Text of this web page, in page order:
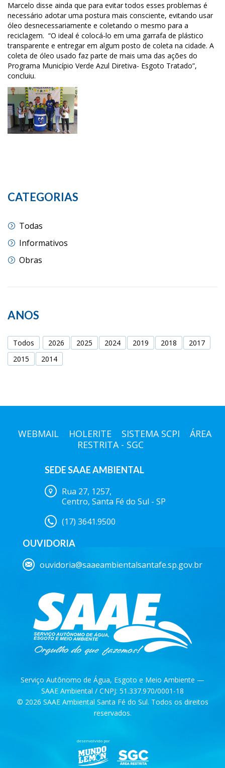
Marcelo disse ainda que para evitar todos esses problemas é
necessário adotar uma postura mais consciente, evitando usar
óleo desnecessariamente e coletando o mesmo para a
reciclagem. “O ideal é colocá-lo em uma garrafa de plástico
transparente e entregar em algum posto de coleta na cidade. A
coleta de óleo usado faz parte de mais uma das ações do
Programa Município Verde Azul Diretiva- Esgoto Tratado”,
concluiu.
CATEGORIAS
Todas
Informativos
Obras
ANOS
Todos 2026 2025 2024 2019 2018
2017
2015
2014
WEBMAIL HOLERITE SISTEMA SCPI
ÁREA
RESTRITA - SGC
SEDE SAAE AMBIENTAL
Rua 27, 1257,
Centro, Santa Fé do Sul - SP
(17) 3641.9500
OUVIDORIA
ouvidoria@saaeambientalsantafe.sp.gov.br
Serviço Autônomo de Água, Esgoto e Meio Ambiente —
SAAE Ambiental / CNPJ: 51.337.970/0001-18
© 2026 SAAE Ambiental Santa Fé do Sul. Todos os direitos
reservados.
desenvolvido por